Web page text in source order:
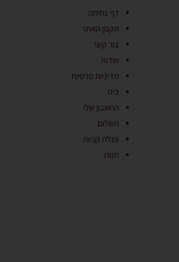
דף נחיתה
תקנון האתר
צור קשר
אודות
מדיניות פרטיות
בית
החשבון שלי
תשלום
עגלת קניות
חנות